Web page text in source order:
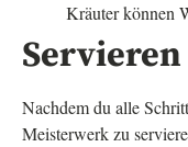
Kräuter können
Nachdem du alle
Meisterwerk zu